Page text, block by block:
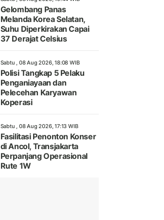
Gelombang Panas
Melanda Korea Selatan,
Suhu Diperkirakan Capai
37 Derajat Celsius
Sabtu , 08 Aug 2026, 18:08 WIB
Polisi Tangkap 5 Pelaku
Penganiayaan dan
Pelecehan Karyawan
Koperasi
Sabtu , 08 Aug 2026, 17:13 WIB
Fasilitasi Penonton Konser
di Ancol, Transjakarta
Perpanjang Operasional
Rute 1W